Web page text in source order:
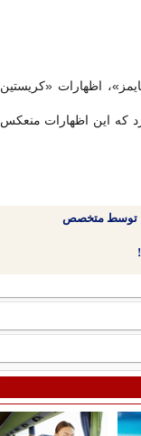
اظهارات «کریستین
کرد که این اظهارات منعکس
توسط متخصص